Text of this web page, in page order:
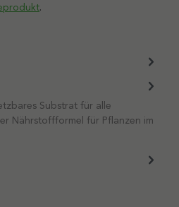
.
Substrat für alle
Nährstoffformel für Pflanzen im